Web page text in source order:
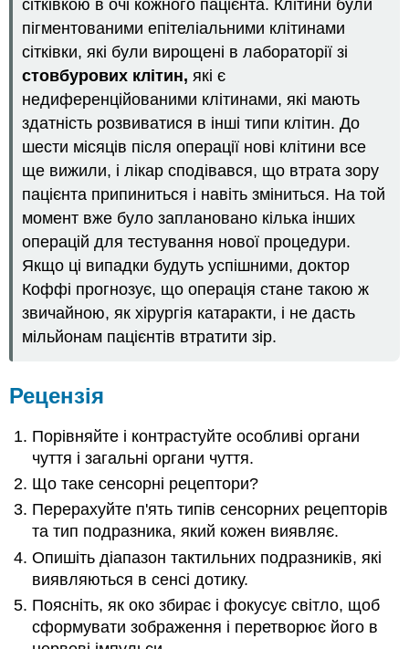
сітківкою в очі кожного пацієнта. Клітини були
пігментованими епітеліальними клітинами
сітківки, які були вирощені в лабораторії зі
стовбурових клітин, які є
недиференційованими клітинами, які мають
здатність розвиватися в інші типи клітин. До
шести місяців після операції нові клітини все
ще вижили, і лікар сподівався, що втрата зору
пацієнта припиниться і навіть зміниться. На той
момент вже було заплановано кілька інших
операцій для тестування нової процедури.
Якщо ці випадки будуть успішними, доктор
Коффі прогнозує, що операція стане такою ж
звичайною, як хірургія катаракти, і не дасть
мільйонам пацієнтів втратити зір.
Рецензія
Порівняйте і контрастуйте особливі органи
чуття і загальні органи чуття.
Що таке сенсорні рецептори?
Перерахуйте п'ять типів сенсорних рецепторів
та тип подразника, який кожен виявляє.
Опишіть діапазон тактильних подразників, які
виявляються в сенсі дотику.
Поясніть, як око збирає і фокусує світло, щоб
сформувати зображення і перетворює його в